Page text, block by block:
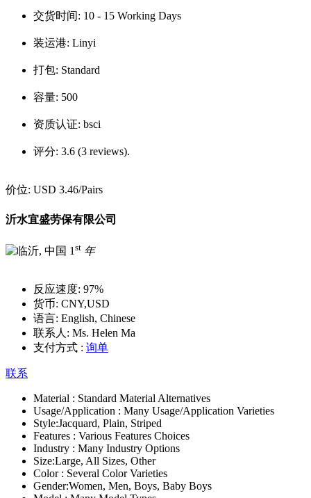
交货时间: 10 - 15 Working Days
装运港: Linyi
打包: Standard
容量: 500
资质认证: bsci
评分: 3.6 (3 reviews).
价位: USD 3.46/Pairs
沂水宜盛劳保有限公司
1 st 年
反应速度: 97%
货币: CNY,USD
语言: English, Chinese
联系人: Ms. Helen Ma
支付方式 : 询单
联系
Material : Standard Material Alternatives
Usage/Application : Many Usage/Application Varieties
Style:Jacquard, Plain, Striped
Features : Various Features Choices
Industry : Many Industry Options
Size:Large, All Sizes, Other
Color : Several Color Varieties
Gender:Women, Men, Boys, Baby Boys